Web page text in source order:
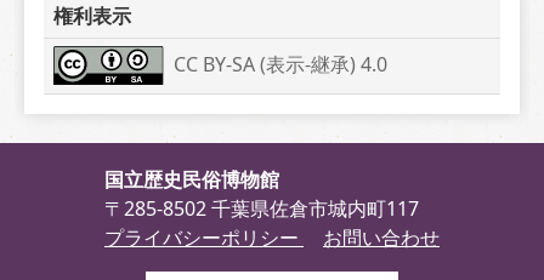
権利表示
CC BY-SA (表示-継承) 4.0
国立歴史民俗博物館
〒285-8502 千葉県佐倉市城内町117
プライバシーポリシー
お問い合わせ